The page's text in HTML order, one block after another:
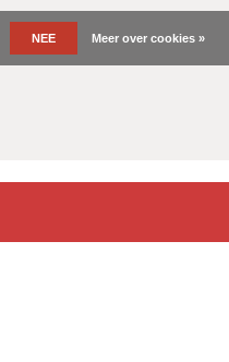
NEE Meer over cookies »